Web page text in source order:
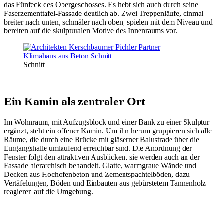
das Fünfeck des Obergeschosses. Es hebt sich auch durch seine
Faserzementtafel-Fassade deutlich ab. Zwei Treppenläufe, einmal
breiter nach unten, schmäler nach oben, spielen mit dem Niveau und
bereiten auf die skulpturalen Motive des Innenraums vor.
Schnitt
Ein Kamin als zentraler Ort
Im Wohnraum, mit Aufzugsblock und einer Bank zu einer Skulptur
ergänzt, steht ein offener Kamin. Um ihn herum gruppieren sich alle
Räume, die durch eine Brücke mit gläserner Balustrade über die
Eingangshalle umlaufend erreichbar sind. Die Anordnung der
Fenster folgt den attraktiven Ausblicken, sie werden auch an der
Fassade hierarchisch behandelt. Glatte, warmgraue Wände und
Decken aus Hochofenbeton und Zementspachtelböden, dazu
Vertäfelungen, Böden und Einbauten aus gebürstetem Tannenholz
reagieren auf die Umgebung.